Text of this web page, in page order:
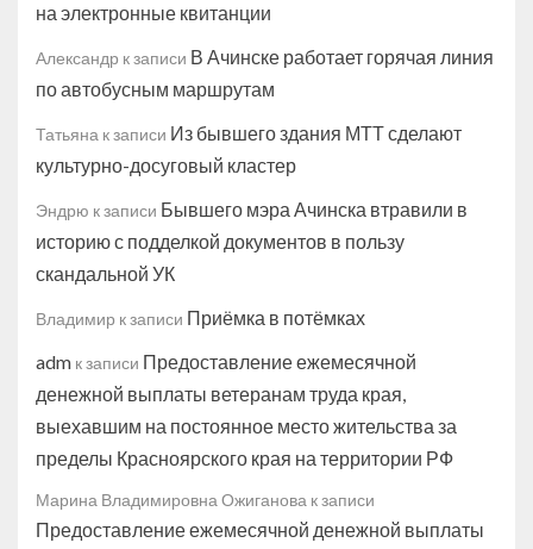
на электронные квитанции
Александр к записи В Ачинске работает горячая линия
по автобусным маршрутам
Татьяна к записи Из бывшего здания МТТ сделают
культурно-досуговый кластер
Эндрю к записи Бывшего мэра Ачинска втравили в
историю с подделкой документов в пользу
скандальной УК
Владимир к записи Приёмка в потёмках
adm к записи Предоставление ежемесячной
денежной выплаты ветеранам труда края,
выехавшим на постоянное место жительства за
пределы Красноярского края на территории РФ
Марина Владимировна Ожиганова к записи
Предоставление ежемесячной денежной выплаты